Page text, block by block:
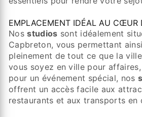
EMPLACEMENT IDÉAL AU CŒUR
Nosstudios sont idéalement
Capbreton, vous permettant
pleinement de tout ce que la
vous soyez en ville pour
pour un événement spécial, nos
offrent un accès facile aux
restaurants et aux transports en